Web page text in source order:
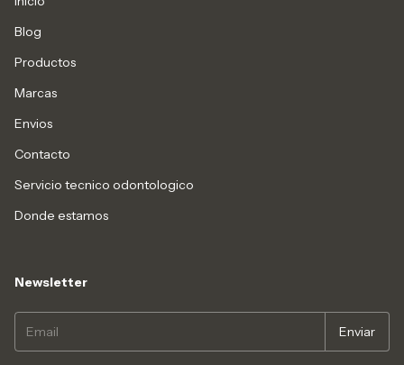
Blog
Productos
Marcas
Envios
Contacto
Servicio tecnico odontologico
Donde estamos
Newsletter